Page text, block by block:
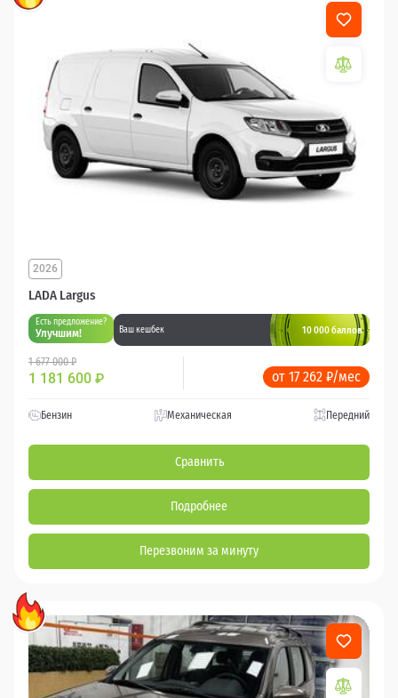
LADA Largus
2026
Есть предложение?
Улучшим! Ваш кешбек 10 000 баллов
1 677 000 ₽
1 181 600 ₽ от 17 262 ₽/мес
Бензин Механическая Передний
Сравнить
Подробнее
Перезвоним за минуту